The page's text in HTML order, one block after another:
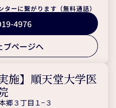
ーに繋がります（無料通話）
4976
ブページへ
施】順天堂大学医
郷３丁目１−３